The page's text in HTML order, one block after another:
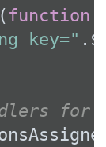
function
key="
for